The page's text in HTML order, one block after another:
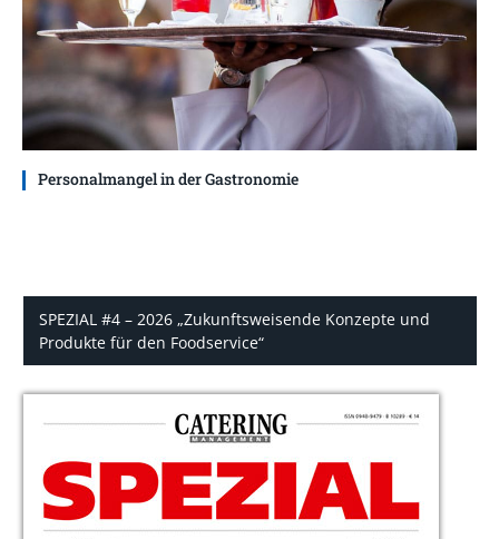
Personalmangel in der Gastronomie
SPEZIAL #4 – 2026 „Zukunftsweisende Konzepte und
Produkte für den Foodservice“